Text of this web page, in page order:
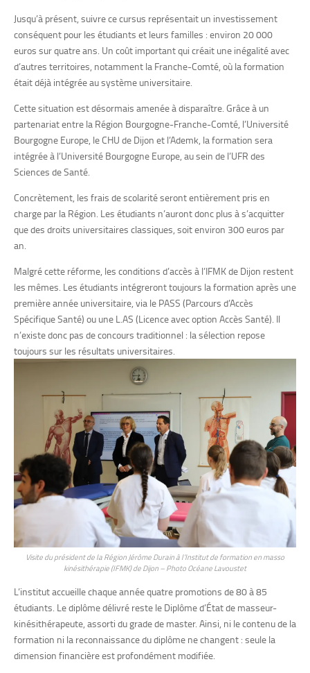
Jusqu’à présent, suivre ce cursus représentait un investissement
conséquent pour les étudiants et leurs familles : environ 20 000
euros sur quatre ans. Un coût important qui créait une inégalité avec
d’autres territoires, notamment la Franche-Comté, où la formation
était déjà intégrée au système universitaire.
Cette situation est désormais amenée à disparaître. Grâce à un
partenariat entre la Région Bourgogne-Franche-Comté, l’Université
Bourgogne Europe, le CHU de Dijon et l’Ademk, la formation sera
intégrée à l’Université Bourgogne Europe, au sein de l’UFR des
Sciences de Santé.
Concrètement, les frais de scolarité seront entièrement pris en
charge par la Région. Les étudiants n’auront donc plus à s’acquitter
que des droits universitaires classiques, soit environ 300 euros par
an.
Malgré cette réforme, les conditions d’accès à l’IFMK de Dijon restent
les mêmes. Les étudiants intégreront toujours la formation après une
première année universitaire, via le PASS (Parcours d’Accès
Spécifique Santé) ou une L.AS (Licence avec option Accès Santé). Il
n’existe donc pas de concours traditionnel : la sélection repose
toujours sur les résultats universitaires.
Visite du président de la Région Jérôme Durain à l’Institut de formation en masso
kinésithérapie (IFMK) de Dijon – Photo Océane Lavoustet
L’institut accueille chaque année quatre promotions de 80 à 85
étudiants. Le diplôme délivré reste le Diplôme d’État de masseur-
kinésithérapeute, assorti du grade de master. Ainsi, ni le contenu de la
formation ni la reconnaissance du diplôme ne changent : seule la
dimension financière est profondément modifiée.